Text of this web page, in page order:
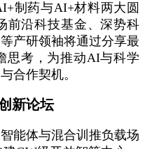
制药与AI+材料两大圆
前沿科技基金、深势科
产研领袖将通过分享最
思考，为推动AI与科学
合作契机。
新论坛
能体与混合训推负载场